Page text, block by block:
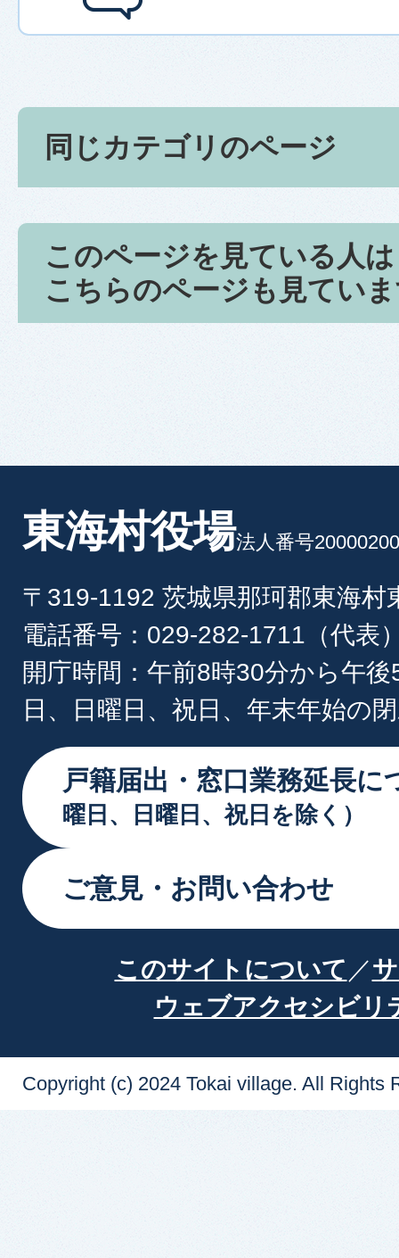
同じカテゴリのページ
このページを見ている人は
こちらのページも見てい
東海村役場法人番号
〒319-1192 茨城県那珂郡東海村
電話番号：029-282-1711（代表
開庁時間：午前8時30分から午
日、日曜日、祝日、年末年始の
戸籍届出・窓口業務延長に
曜日、日曜日、祝日を除く）
ご意見・お問い合わせ
このサイトについて
ウェブアクセシビリ
Copyright (c) 2024 Tokai village. All Rights